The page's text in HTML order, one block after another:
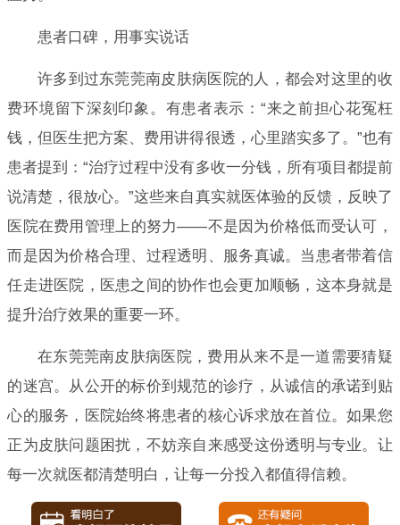
患者口碑，用事实说话
许多到过东莞莞南皮肤病医院的人，都会对这里的收
费环境留下深刻印象。有患者表示：“来之前担心花冤枉
钱，但医生把方案、费用讲得很透，心里踏实多了。”也有
患者提到：“治疗过程中没有多收一分钱，所有项目都提前
说清楚，很放心。”这些来自真实就医体验的反馈，反映了
医院在费用管理上的努力——不是因为价格低而受认可，
而是因为价格合理、过程透明、服务真诚。当患者带着信
任走进医院，医患之间的协作也会更加顺畅，这本身就是
提升治疗效果的重要一环。
在东莞莞南皮肤病医院，费用从来不是一道需要猜疑
的迷宫。从公开的标价到规范的诊疗，从诚信的承诺到贴
心的服务，医院始终将患者的核心诉求放在首位。如果您
正为皮肤问题困扰，不妨亲自来感受这份透明与专业。让
每一次就医都清楚明白，让每一分投入都值得信赖。